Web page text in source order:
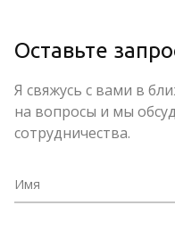
Оставьте
Я свяжусь с вами в
на вопросы и мы
сотрудничества.
Имя